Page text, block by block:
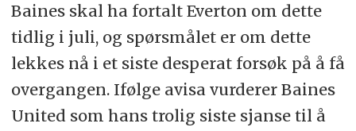
Baines skal ha fortalt Everton om dette
tidlig i juli, og spørsmålet er om dette
lekkes nå i et siste desperat forsøk på å få
overgangen. Ifølge avisa vurderer Baines
United som hans trolig siste sjanse til å